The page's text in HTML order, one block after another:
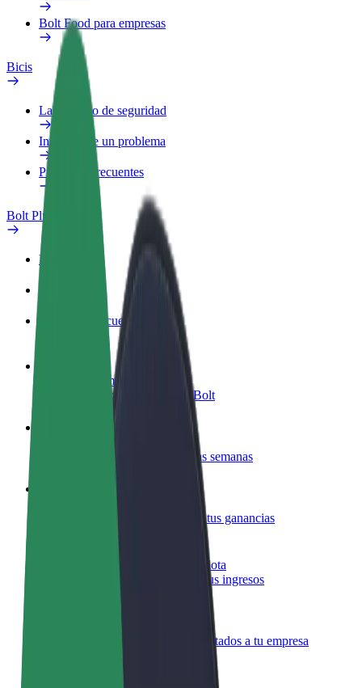
Bolt Food para empresas
Bicis
Laboratorio de seguridad
Informar de un problema
Preguntas frecuentes
Bolt Plus
Beneficios
Preguntas frecuentes
Colaborar como conductor
Gana dinero colaborando con Bolt
Reparte comida y cobra todas las semanas
Llega a más clientes y maximiza tus ganancias
Registrarse como propietario de flota
Añade tu flota a Bolt y potencia tus ingresos
Bolt para empresas
Productos y servicios de Bolt adaptados a tu empresa